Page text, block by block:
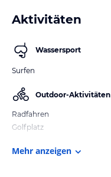
Aktivitäten
Wassersport
Surfen
Outdoor-Aktivitäten
Radfahren
Golfplatz
Mehr anzeigen